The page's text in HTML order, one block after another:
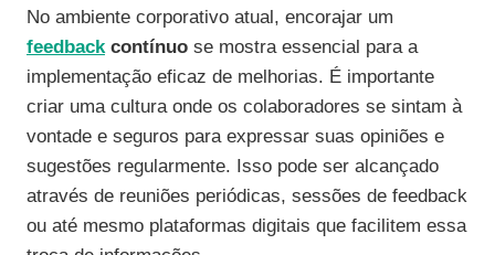
No ambiente corporativo atual, encorajar um
feedbackcontínuo se mostra essencial para a
implementação eficaz de melhorias. É importante
criar uma cultura onde os colaboradores se sintam à
vontade e seguros para expressar suas opiniões e
sugestões regularmente. Isso pode ser alcançado
através de reuniões periódicas, sessões de feedback
ou até mesmo plataformas digitais que facilitem essa